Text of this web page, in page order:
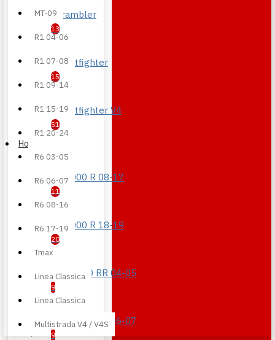
MT-09
R1 04-06
R1 07-08
R1 09-14
R1 15-19
R1 20-24
R6 03-05
R6 06-07
R6 08-16
R6 17-19
Tmax
Linea Classica
Linea Classica
Multistrada V4 / V4S
Scrambler
13
Streetfighter
15
Streetfighter V4
51
Honda
CB 1000 R 08-17
11
CB 1000 R 18-19
20
CBR 1000 RR 04-05
9
CBR 1000 RR 06-07
9